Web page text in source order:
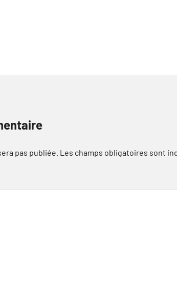
pas publiée. Les champs obligatoires sont